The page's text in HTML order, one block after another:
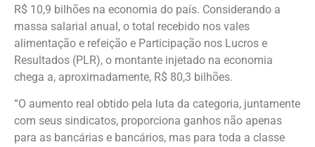
R$ 10,9 bilhões na economia do país. Considerando a
massa salarial anual, o total recebido nos vales
alimentação e refeição e Participação nos Lucros e
Resultados (PLR), o montante injetado na economia
chega a, aproximadamente, R$ 80,3 bilhões.
“O aumento real obtido pela luta da categoria, juntamente
com seus sindicatos, proporciona ganhos não apenas
para as bancárias e bancários, mas para toda a classe